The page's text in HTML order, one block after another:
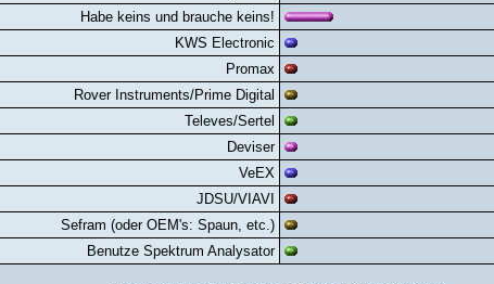
Habe keins und brauche keins!
KWS Electronic
Promax
Rover Instruments/Prime Digital
Televes/Sertel
Deviser
VeEX
JDSU/VIAVI
Sefram (oder OEM's: Spaun, etc.)
Benutze Spektrum Analysator